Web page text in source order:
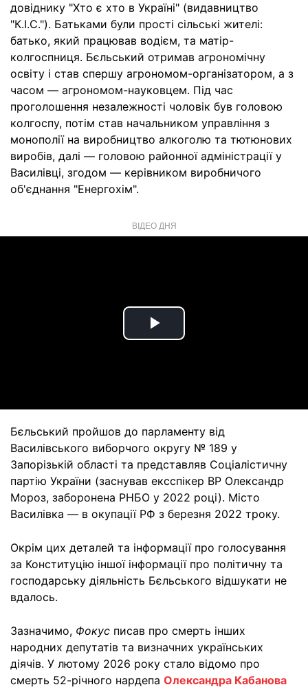
довіднику "Хто є хто в Україні" (видавництво
"К.І.С."). Батьками були прості сільські жителі:
батько, який працював водієм, та матір-
колгоспниця. Бєльський отримав агрономічну
освіту і став спершу агрономом-організатором, а з
часом — агрономом-науковцем. Під час
проголошення незалежності чоловік був головою
колгоспу, потім став начальником управління з
монополії на виробництво алкоголю та тютюнових
виробів, далі — головою районної адміністрації у
Василівці, згодом — керівником виробничого
об'єднання "Енергохім".
ВІДЕО ДНЯ
Play
Бєльський пройшов до парламенту від
Василівського виборчого округу № 189 у
Запорізькій області та представляв Соціалістичну
партію України (заснував ексспікер ВР Олександр
Мороз, заборонена РНБО у 2022 році). Місто
Василівка — в окупації РФ з березня 2022 троку.
Окрім цих деталей та інформації про голосування
за Конституцію іншої інформації про політичну та
господарську діяльність Бєльського відшукати не
вдалось.
Зазначимо, Фокус писав про смерть інших
народних депутатів та визначних українських
діячів. У лютому 2026 року стало відомо про
смерть 52-річного нардепа Олександра Кабанова